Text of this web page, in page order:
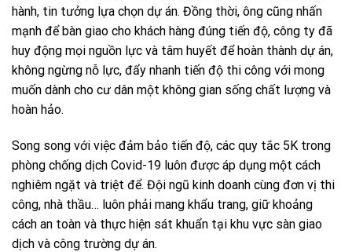
hành, tin tưởng lựa chọn dự án. Đồng thời, ông cũng nhấn
mạnh để bàn giao cho khách hàng đúng tiến độ, công ty đã
huy động mọi nguồn lực và tâm huyết để hoàn thành dự án,
không ngừng nỗ lực, đẩy nhanh tiến độ thi công với mong
muốn dành cho cư dân một không gian sống chất lượng và
hoàn hảo.
Song song với việc đảm bảo tiến độ, các quy tắc 5K trong
phòng chống dịch Covid-19 luôn được áp dụng một cách
nghiêm ngặt và triệt để. Đội ngũ kinh doanh cùng đơn vị thi
công, nhà thầu… luôn phải mang khẩu trang, giữ khoảng
cách an toàn và thực hiện sát khuẩn tại khu vực sàn giao
dịch và công trường dự án.